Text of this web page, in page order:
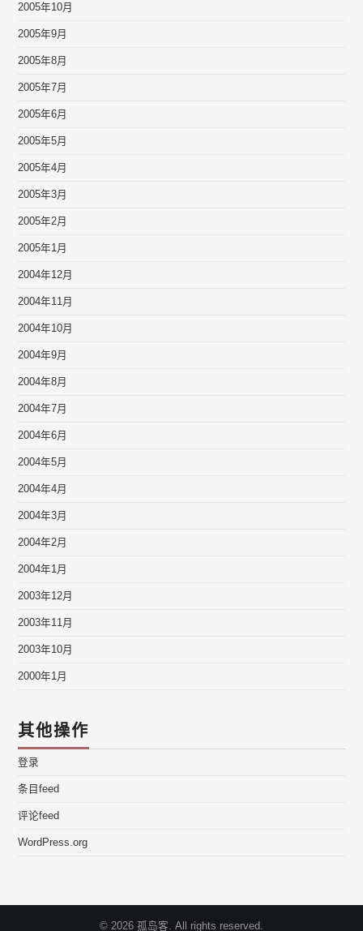
2005年10月
2005年9月
2005年8月
2005年7月
2005年6月
2005年5月
2005年4月
2005年3月
2005年2月
2005年1月
2004年12月
2004年11月
2004年10月
2004年9月
2004年8月
2004年7月
2004年6月
2004年5月
2004年4月
2004年3月
2004年2月
2004年1月
2003年12月
2003年11月
2003年10月
2000年1月
其他操作
登录
条目feed
评论feed
WordPress.org
© 2026 孤岛客. All rights reserved.